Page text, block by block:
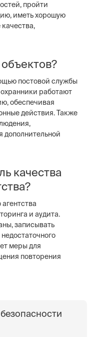
пройти
иметь хорошую
постовой службы
работают
обеспечивая
действия. Также
дополнительной
качества
и аудита.
записывать
меры для
повторения